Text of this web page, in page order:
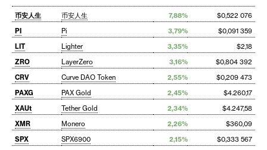
币安人生 币安人生 7,88%
$0,522 076
PI
Pi 3,79%
$0,091 359
LIT
Lighter 3,35%
$2,18
ZRO
LayerZero 3,16%
$0,804 392
CRV
Curve DAO Token 2,55%
$0,209 473
PAXG
PAX Gold 2,45%
$4.260,17
XAUt
Tether Gold 2,34%
$4.247,58
XMR
Monero 2,26%
$360,09
SPX
SPX6900 2,15%
$0,333 567